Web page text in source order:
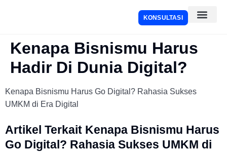
KONSULTASI
Kenapa Bisnismu Harus
Hadir Di Dunia Digital?
Kenapa Bisnismu Harus Go Digital? Rahasia Sukses
UMKM di Era Digital
Artikel Terkait Kenapa Bisnismu Harus
Go Digital? Rahasia Sukses UMKM di